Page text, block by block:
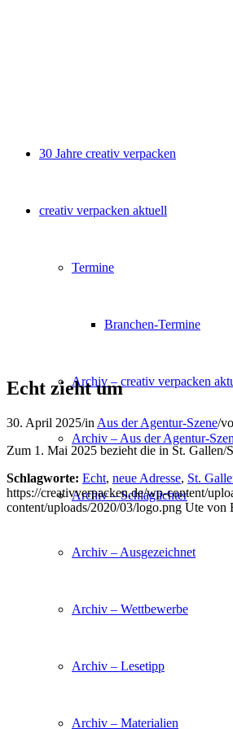
30 Jahre creativ verpacken
creativ verpacken aktuell
Termine
Branchen-Termine
Archiv – creativ verpacken
Archiv – Aus der Agentur-
Archiv – Schlaglichter
Archiv – Ausgezeichnet
Archiv – Wettbewerbe
Archiv – Lesetipp
Archiv – Materialien
Echt zieht um
30. April 2025/in Aus der Agentur-Szene/
Zum 1. Mai 2025 bezieht die in St. Gallen/
Schlagworte: Echt, neue Adresse, St.
https://creativverpacken.de/wp-content/
content/uploads/2020/03/logo.png Ute von